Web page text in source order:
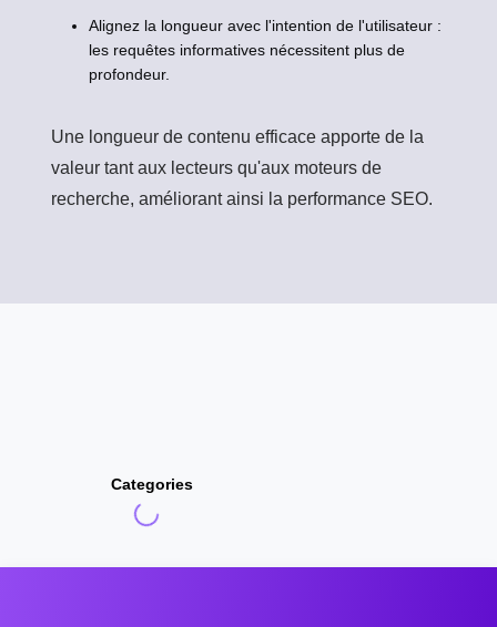
Alignez la longueur avec l'intention de l'utilisateur :
les requêtes informatives nécessitent plus de
profondeur.
Une longueur de contenu efficace apporte de la
valeur tant aux lecteurs qu'aux moteurs de
recherche, améliorant ainsi la performance SEO.
Categories